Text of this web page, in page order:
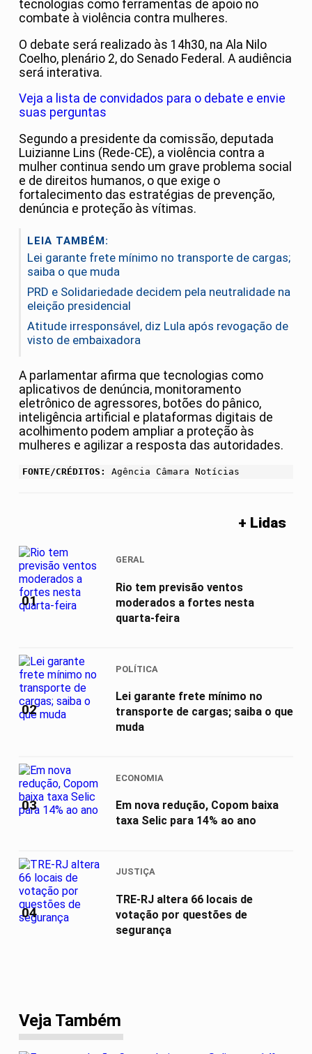
tecnologias como ferramentas de apoio no
combate à violência contra mulheres.
O debate será realizado às 14h30, na Ala Nilo
Coelho, plenário 2, do Senado Federal. A audiência
será interativa.
Veja a lista de convidados para o debate e envie
suas perguntas
Segundo a presidente da comissão, deputada
Luizianne Lins (Rede-CE), a violência contra a
mulher continua sendo um grave problema social
e de direitos humanos, o que exige o
fortalecimento das estratégias de prevenção,
denúncia e proteção às vítimas.
LEIA TAMBÉM:
Lei garante frete mínimo no transporte de cargas;
saiba o que muda
PRD e Solidariedade decidem pela neutralidade na
eleição presidencial
Atitude irresponsável, diz Lula após revogação de
visto de embaixadora
A parlamentar afirma que tecnologias como
aplicativos de denúncia, monitoramento
eletrônico de agressores, botões do pânico,
inteligência artificial e plataformas digitais de
acolhimento podem ampliar a proteção às
mulheres e agilizar a resposta das autoridades.
FONTE/CRÉDITOS: Agência Câmara Notícias
+ Lidas
01
GERAL
Rio tem previsão ventos
moderados a fortes nesta
quarta-feira
02
POLÍTICA
Lei garante frete mínimo no
transporte de cargas; saiba o que
muda
03
ECONOMIA
Em nova redução, Copom baixa
taxa Selic para 14% ao ano
04
JUSTIÇA
TRE-RJ altera 66 locais de
votação por questões de
segurança
Veja Também